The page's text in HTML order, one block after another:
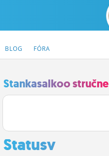
BLOG FÓRA
Stankasalkoo stručne
Statusy